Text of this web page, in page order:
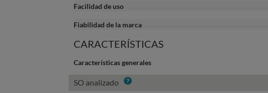
Facilidad de uso
Fiabilidad de la marca
CARACTERÍSTICAS
Características generales
SO analizado Info